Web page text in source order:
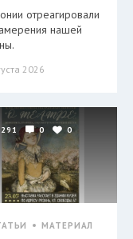
отреагировали
нашей
2026
291 0 0
МАТЕРИАЛ